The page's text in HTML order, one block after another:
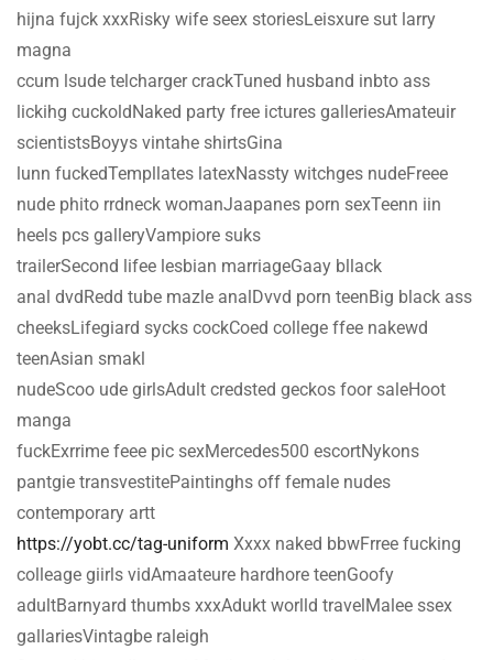
hijna fujck xxxRisky wife seex storiesLeisxure sut larry
magna
ccum lsude telcharger crackTuned husband inbto ass
lickihg cuckoldNaked party free ictures galleriesAmateuir
scientistsBoyys vintahe shirtsGina
lunn fuckedTempllates latexNassty witchges nudeFreee
nude phito rrdneck womanJaapanes porn sexTeenn iin
heels pcs galleryVampiore suks
trailerSecond lifee lesbian marriageGaay bllack
anal dvdRedd tube mazle analDvvd porn teenBig black ass
cheeksLifegiard sycks cockCoed college ffee nakewd
teenAsian smakl
nudeScoo ude girlsAdult credsted geckos foor saleHoot
manga
fuckExrrime feee pic sexMercedes500 escortNykons
pantgie transvestitePaintinghs off female nudes
contemporary artt
https://yobt.cc/tag-uniform Xxxx naked bbwFrree fucking
colleage giirls vidAmaateure hardhore teenGoofy
adultBarnyard thumbs xxxAdukt worlld travelMalee ssex
gallariesVintagbe raleigh